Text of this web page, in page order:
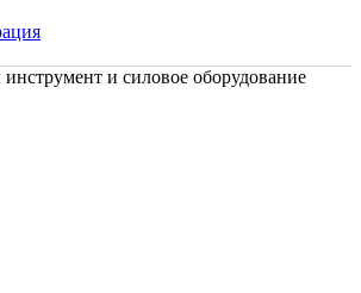
и силовое оборудование